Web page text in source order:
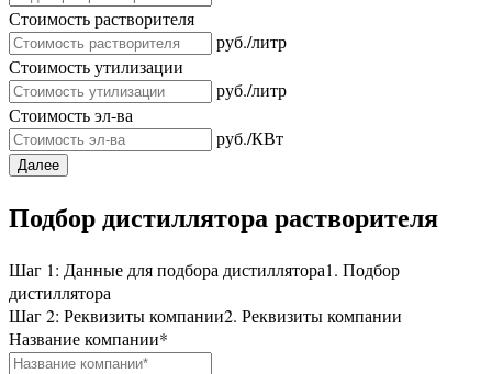
Стоимость растворителя
руб./литр
Стоимость утилизации
руб./литр
Стоимость эл-ва
руб./КВт
Далее
Подбор дистиллятора растворителя
Шаг 1: Данные для подбора дистиллятора1. Подбор
дистиллятора
Шаг 2: Реквизиты компании2. Реквизиты компании
Название компании*